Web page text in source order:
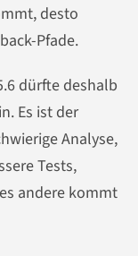
desto
Pfade.
dürfte deshalb
Es ist der
Analyse,
Tests,
andere kommt